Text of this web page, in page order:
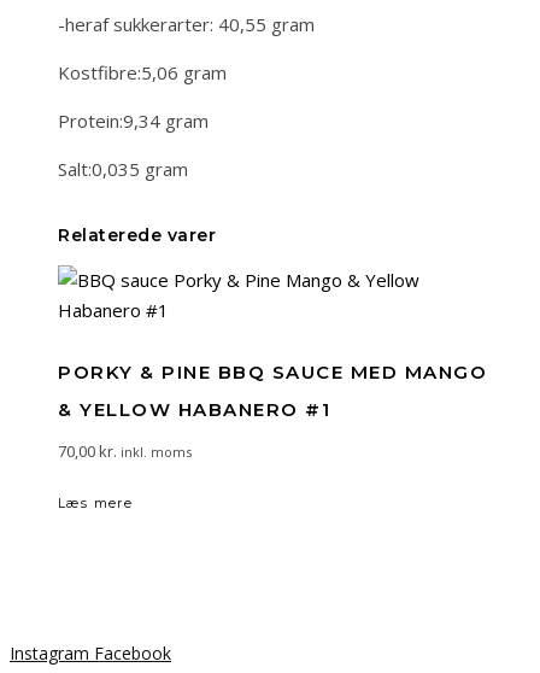
-heraf sukkerarter: 40,55 gram
Kostfibre:5,06 gram
Protein:9,34 gram
Salt:0,035 gram
Relaterede varer
PORKY & PINE BBQ SAUCE MED MANGO
& YELLOW HABANERO #1
70,00kr. inkl. moms
Læs mere
Instagram Facebook